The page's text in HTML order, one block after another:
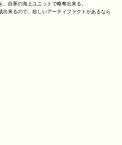
自軍の海上ユニットで略奪出来る。
来るので、欲しいアーティファクトがあるなら